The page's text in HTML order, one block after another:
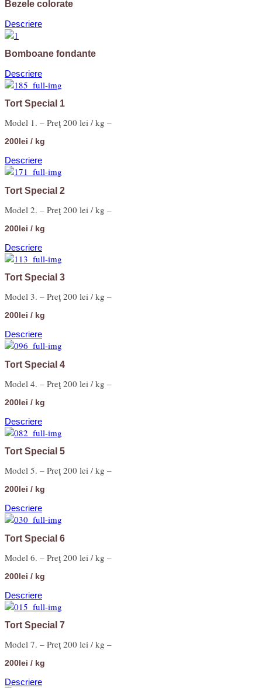
Bezele colorate
Descriere
Bomboane fondante
Descriere
Tort Special 1
Model 1. – Preţ 200 lei / kg –
200lei / kg
Descriere
Tort Special 2
Model 2. – Preţ 200 lei / kg –
200lei / kg
Descriere
Tort Special 3
Model 3. – Preţ 200 lei / kg –
200lei / kg
Descriere
Tort Special 4
Model 4. – Preţ 200 lei / kg –
200lei / kg
Descriere
Tort Special 5
Model 5. – Preţ 200 lei / kg –
200lei / kg
Descriere
Tort Special 6
Model 6. – Preţ 200 lei / kg –
200lei / kg
Descriere
Tort Special 7
Model 7. – Preţ 200 lei / kg –
200lei / kg
Descriere